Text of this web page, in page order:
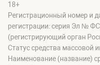
18+
Регистрационный номер и
регистрации: серия Эл №
(регистрирующий орган
Статус средства
Наименование (название)